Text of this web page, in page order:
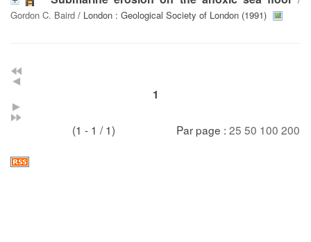
Gordon C. Baird / London : Geological Society of London (1991)
1
(1 - 1 / 1) Par page : 25 50 100 200